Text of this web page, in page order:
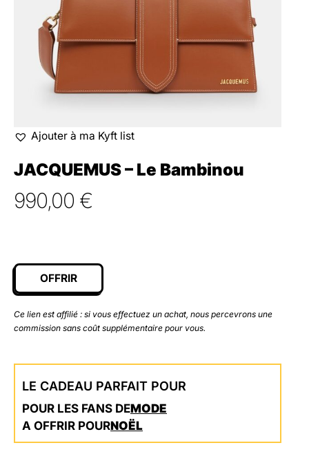
Ajouter à ma Kyft list
JACQUEMUS – Le Bambinou
990,00 €
OFFRIR
Ce lien est affilié : si vous effectuez un achat, nous percevrons une
commission sans coût supplémentaire pour vous.
LE CADEAU PARFAIT POUR
POUR LES FANS DEMODE
A OFFRIR POURNOËL